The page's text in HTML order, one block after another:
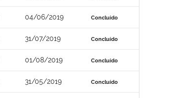
04/06/2019 Concluído
31/07/2019 Concluído
01/08/2019 Concluído
31/05/2019 Concluído